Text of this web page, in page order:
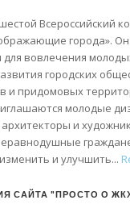
Всероссийский
города». Он
для вовлечения
городских
и придомовых
молодые
и
и улучшить
САЙТА "ПРОСТО О